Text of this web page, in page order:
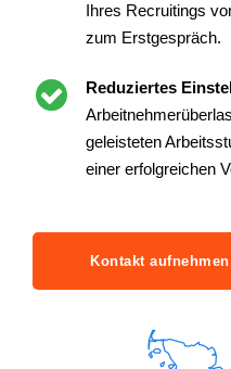
Ihres Recruitings
zum Erstgespräch.
Reduziertes
geleisteten
einer erfolgreichen
Kontakt aufnehmen